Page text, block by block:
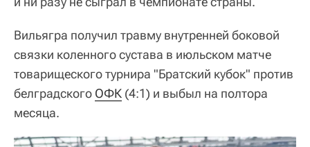
Вильягра получил травму внутренней боковой
связки коленного сустава в июльском матче
товарищеского турнира "Братский кубок" против
белградского ОФК (4:1) и выбыл на полтора
месяца.